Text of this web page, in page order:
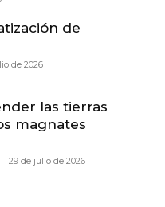
de
de 2026
las tierras
magnates
- 29 de julio de 2026